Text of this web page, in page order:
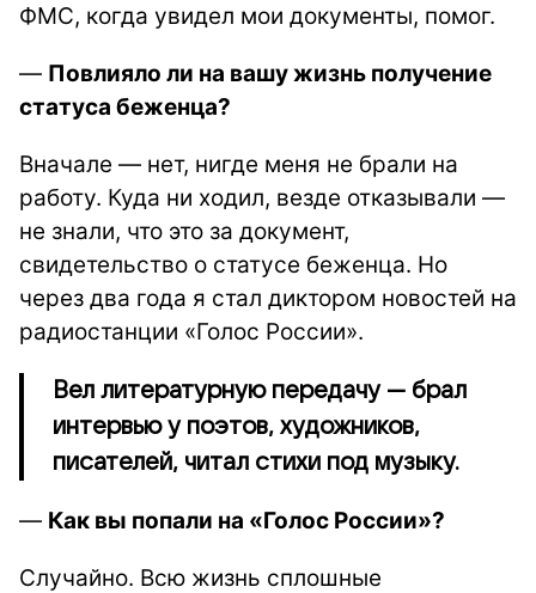
ФМС, когда увидел мои документы, помог.
— Повлияло ли на вашу жизнь получение
статуса беженца?
Вначале — нет, нигде меня не брали на
работу. Куда ни ходил, везде отказывали —
не знали, что это за документ,
свидетельство о статусе беженца. Но
через два года я стал диктором новостей на
радиостанции «Голос России».
Вел литературную передачу — брал
интервью у поэтов, художников,
писателей, читал стихи под музыку.
— Как вы попали на «Голос России»?
Случайно. Всю жизнь сплошные